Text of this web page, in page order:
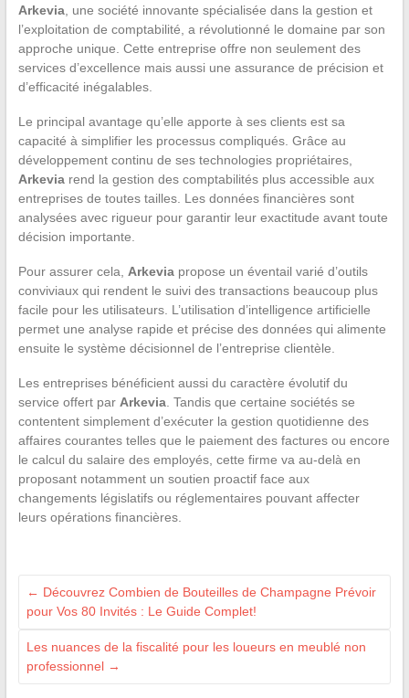
Arkevia, une société innovante spécialisée dans la gestion et
l’exploitation de comptabilité, a révolutionné le domaine par son
approche unique. Cette entreprise offre non seulement des
services d’excellence mais aussi une assurance de précision et
d’efficacité inégalables.
Le principal avantage qu’elle apporte à ses clients est sa
capacité à simplifier les processus compliqués. Grâce au
développement continu de ses technologies propriétaires,
Arkeviarend la gestion des comptabilités plus accessible aux
entreprises de toutes tailles. Les données financières sont
analysées avec rigueur pour garantir leur exactitude avant toute
décision importante.
Pour assurer cela, Arkeviapropose un éventail varié d’outils
conviviaux qui rendent le suivi des transactions beaucoup plus
facile pour les utilisateurs. L’utilisation d’intelligence artificielle
permet une analyse rapide et précise des données qui alimente
ensuite le système décisionnel de l’entreprise clientèle.
Les entreprises bénéficient aussi du caractère évolutif du
service offert par Arkevia. Tandis que certaine sociétés se
contentent simplement d’exécuter la gestion quotidienne des
affaires courantes telles que le paiement des factures ou encore
le calcul du salaire des employés, cette firme va au-delà en
proposant notamment un soutien proactif face aux
changements législatifs ou réglementaires pouvant affecter
leurs opérations financières.
← Découvrez Combien de Bouteilles de Champagne Prévoir
pour Vos 80 Invités : Le Guide Complet!
Les nuances de la fiscalité pour les loueurs en meublé non
professionnel →